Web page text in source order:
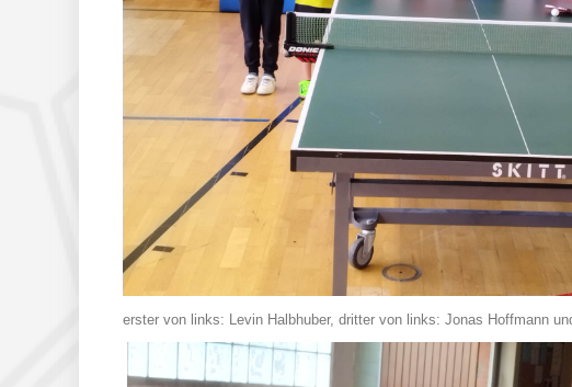
erster von links: Levin Halbhuber, dritter von links: Jonas Hoffmann